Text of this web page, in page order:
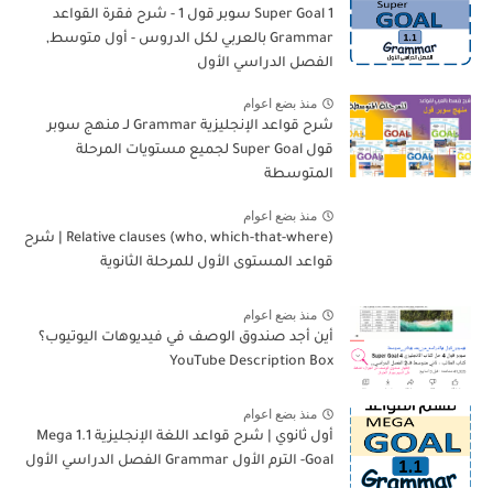
Super Goal 1 سوبر قول 1 - شرح فقرة القواعد
Grammar بالعربي لكل الدروس - أول متوسط,
الفصل الدراسي الأول
منذ بضع اعوام
شرح قواعد الإنجليزية Grammar لـ منهج سوبر
قول Super Goal لجميع مستويات المرحلة
المتوسطة
منذ بضع اعوام
Relative clauses (who, which-that-where) | شرح
قواعد المستوى الأول للمرحلة الثانوية
منذ بضع اعوام
أين أجد صندوق الوصف في فيديوهات اليوتيوب؟
YouTube Description Box
منذ بضع اعوام
أول ثانوي | شرح قواعد اللغة الإنجليزية 1.1 Mega
Goal- الترم الأول Grammar الفصل الدراسي الأول